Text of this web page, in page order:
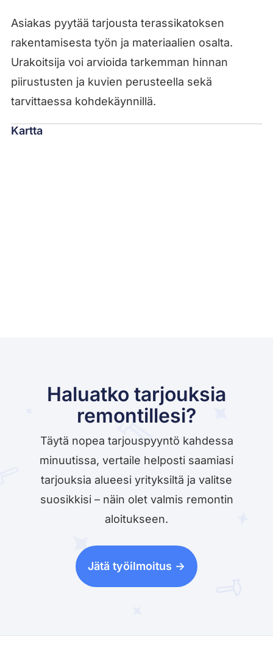
Asiakas pyytää tarjousta terassikatoksen
rakentamisesta työn ja materiaalien osalta.
Urakoitsija voi arvioida tarkemman hinnan
piirustusten ja kuvien perusteella sekä
tarvittaessa kohdekäynnillä.
Kartta
Haluatko tarjouksia
remontillesi?
Täytä nopea tarjouspyyntö kahdessa
minuutissa, vertaile helposti saamiasi
tarjouksia alueesi yrityksiltä ja valitse
suosikkisi – näin olet valmis remontin
aloitukseen.
Jätä työilmoitus ->